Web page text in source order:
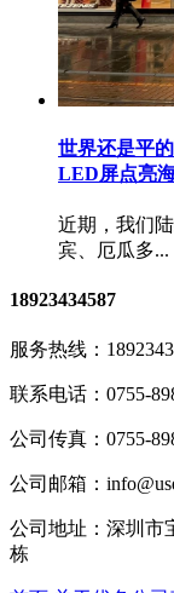
世界还是平
LED屏点亮
近期，我们
宾、厄瓜多...
18923434587
服务热线：
联系电话： 0755-
公司传真： 0755-
公司邮箱：
公司地址： 深圳市
栋